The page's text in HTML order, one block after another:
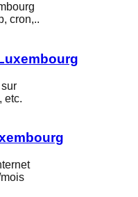
cron,..
etc.